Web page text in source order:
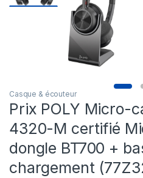
Casque & écouteur
Prix POLY Micro-
4320-M certifié
dongle BT700 +
chargement